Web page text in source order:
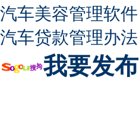
汽车美容管理软件
汽车贷款管理办法
我要发布